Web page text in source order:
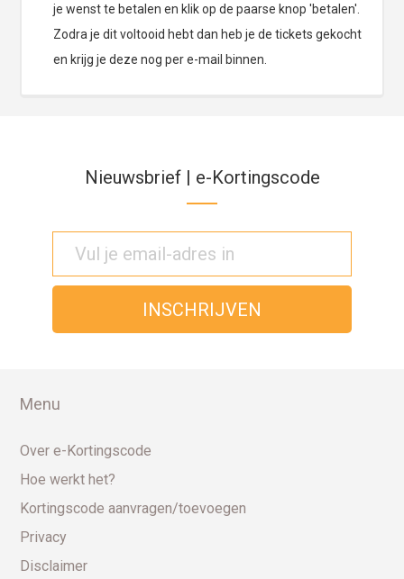
je wenst te betalen en klik op de paarse knop 'betalen'.
Zodra je dit voltooid hebt dan heb je de tickets gekocht
en krijg je deze nog per e-mail binnen.
Nieuwsbrief | e-Kortingscode
Menu
Over e-Kortingscode
Hoe werkt het?
Kortingscode aanvragen/toevoegen
Privacy
Disclaimer